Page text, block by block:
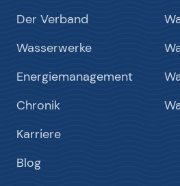
Der Verband
Wasserwerke
Energiemanagement
Chronik
Karriere
Blog